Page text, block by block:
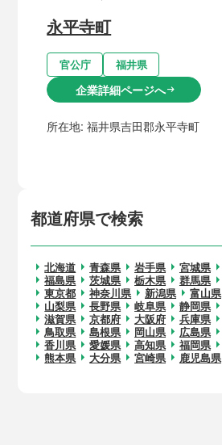
都道府県で検索
北海道 青森県 岩手県 宮城県
福島県
茨城県 栃木県 群馬県
東京都
神奈川県 新潟県 富山県
山梨県
長野県 岐阜県 静岡県
滋賀県
京都府 大阪府 兵庫県
鳥取県
島根県 岡山県 広島県
香川県
愛媛県 高知県 福岡県
熊本県
大分県 宮崎県 鹿児島県
永平寺町
官公庁 福井県
企業詳細ページへarrow_right_alt
所在地:福井県吉田郡永平寺町